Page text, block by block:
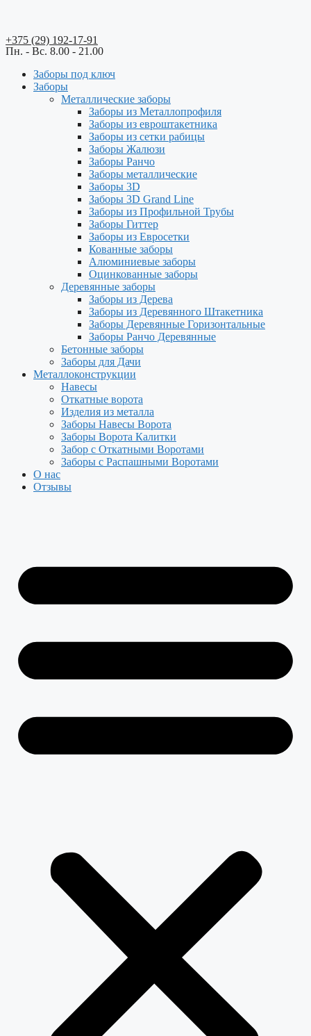
+375 (29) 192-17-91
Пн. - Вс. 8.00 - 21.00
Заборы под ключ
Заборы
Металлические заборы
Заборы из Металлопрофиля
Заборы из евроштакетника
Заборы из сетки рабицы
Заборы Жалюзи
Заборы Ранчо
Заборы металлические
Заборы 3D
Заборы 3D Grand Line
Заборы из Профильной Трубы
Заборы Гиттер
Заборы из Евросетки
Кованные заборы
Алюминиевые заборы
Оцинкованные заборы
Деревянные заборы
Заборы из Дерева
Заборы из Деревянного Штакетника
Заборы Деревянные Горизонтальные
Заборы Ранчо Деревянные
Бетонные заборы
Заборы для Дачи
Металлоконструкции
Навесы
Откатные ворота
Изделия из металла
Заборы Навесы Ворота
Заборы Ворота Калитки
Забор с Откатными Воротами
Заборы с Распашными Воротами
О нас
Отзывы